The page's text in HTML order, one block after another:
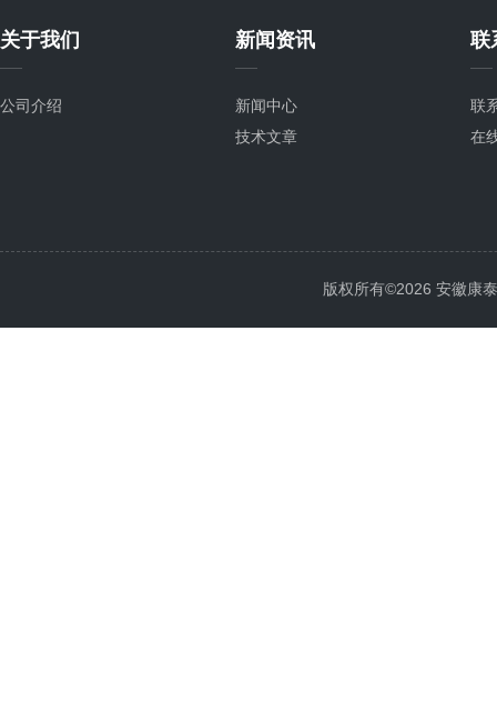
关于我们
公司介绍
新闻资讯
新闻中心
技术文章
联
联
在
版权所有©2026 安徽康